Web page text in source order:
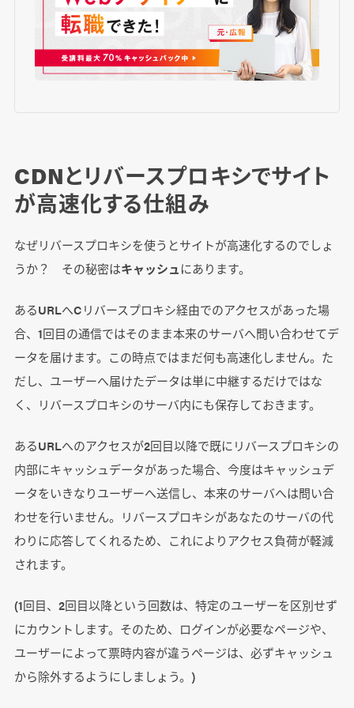
CDNとリバースプロキシでサイト
が高速化する仕組み
なぜリバースプロキシを使うとサイトが高速化するのでしょ
うか？ その秘密はキャッシュ にあります。
あるURLへCリバースプロキシ経由でのアクセスがあった場
合、1回目の通信ではそのまま本来のサーバへ問い合わせてデ
ータを届けます。この時点ではまだ何も高速化しません。た
だし、ユーザーへ届けたデータは単に中継するだけではな
く、リバースプロキシのサーバ内にも保存しておきます。
あるURLへのアクセスが2回目以降で既にリバースプロキシの
内部にキャッシュデータがあった場合、今度はキャッシュデ
ータをいきなりユーザーへ送信し、本来のサーバへは問い合
わせを行いません。リバースプロキシがあなたのサーバの代
わりに応答してくれるため、これによりアクセス負荷が軽減
されます。
(1回目、2回目以降という回数は、特定のユーザーを区別せず
にカウントします。そのため、ログインが必要なページや、
ユーザーによって票時内容が違うページは、必ずキャッシュ
から除外するようにしましょう。)